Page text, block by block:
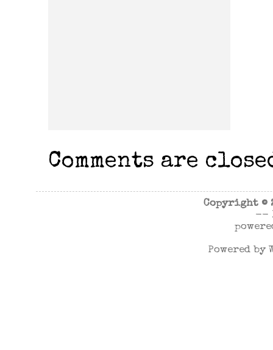
Comments are
Copyright ©
--
Powered by